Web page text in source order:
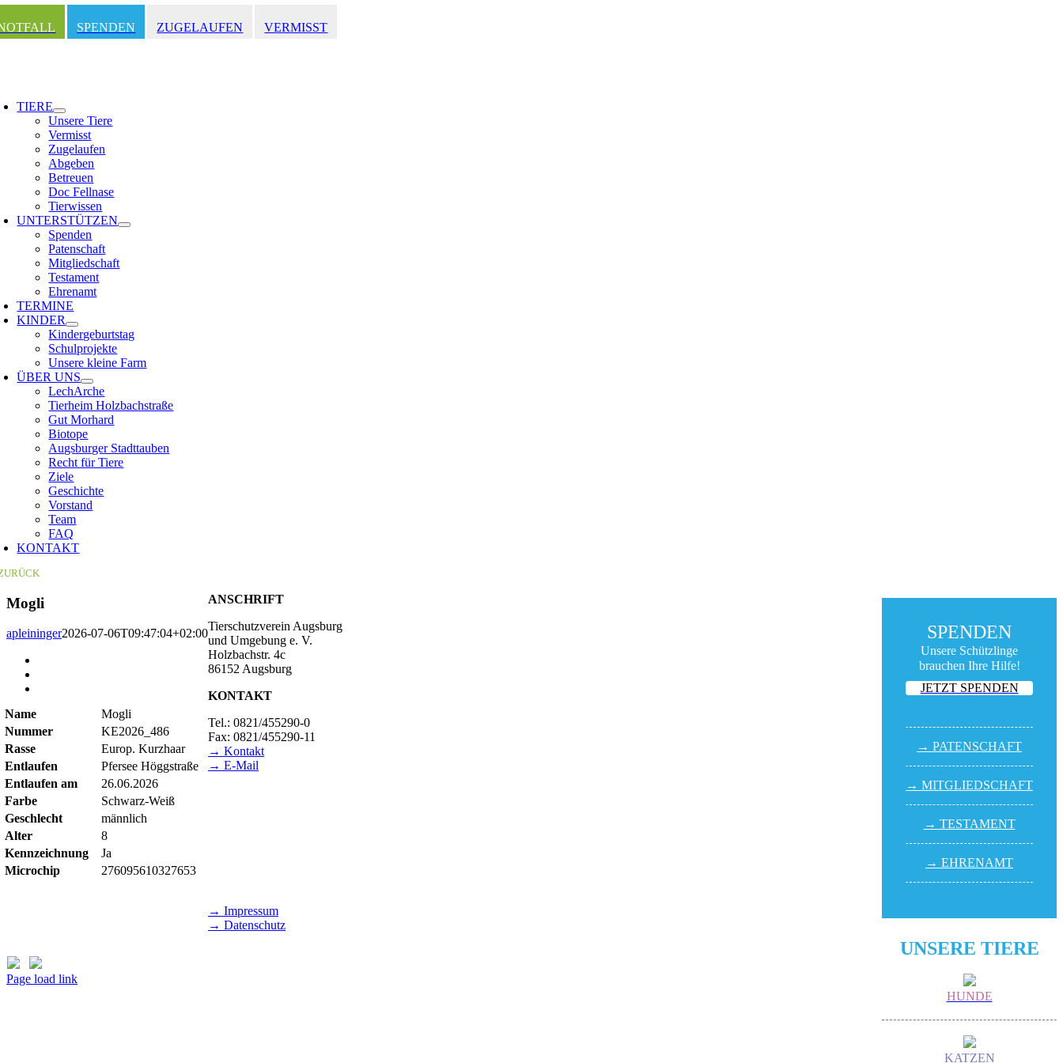
Inhalt
springen
SPENDEN ZUGELAUFEN VERMISST
TIERE
Unsere Tiere
Vermisst
Zugelaufen
Abgeben
Betreuen
Doc Fellnase
Tierwissen
UNTERSTÜTZEN
Spenden
Patenschaft
Mitgliedschaft
Testament
Ehrenamt
TERMINE
KINDER
Kindergeburtstag
Schulprojekte
Unsere kleine Farm
ÜBER UNS
LechArche
Tierheim Holzbachstraße
Gut Morhard
Biotope
Augsburger Stadttauben
Recht für Tiere
Ziele
Geschichte
Vorstand
Team
FAQ
KONTAKT
Mogli
apleininger2026-07-06T09:47:04+02:00
Name
Mogli
Nummer
KE2026_486
Rasse
Europ. Kurzhaar
Entlaufen
Pfersee Höggstraße
Entlaufen am
26.06.2026
Farbe
Schwarz-Weiß
Geschlecht
männlich
Alter
8
Kennzeichnung
Ja
Microchip
276095610327653
SPENDEN
Unsere Schützlinge
brauchen Ihre Hilfe!
JETZT SPENDEN
→ PATEN­SCHAFT
→ MITGLIED­SCHAFT
→ TESTA­MENT
→ EHREN­AMT
UNSERE TIERE
HUNDE
KATZEN
ANSCHRIFT
Tierschutzverein Augsburg
und Umgebung e. V.
Holzbachstr. 4c
86152 Augsburg
KONTAKT
Tel.: 0821/455290-0
Fax: 0821/455290-11
→ Kontakt
→ E-Mail
→ Impressum
→ Datenschutz
Page load link